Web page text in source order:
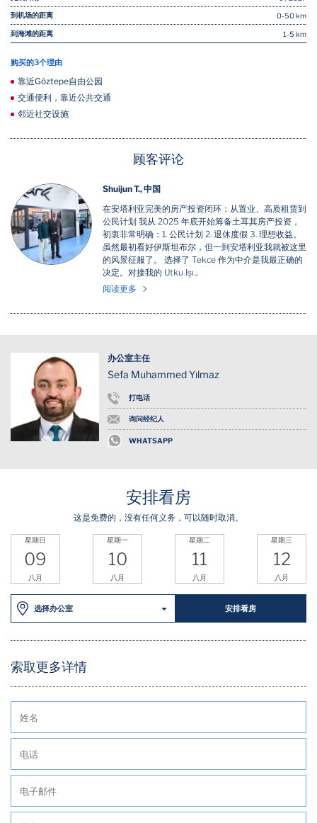
到机场的距离
0-50 km
到海滩的距离 1-5 km
购买的3个理由
靠近Göztepe自由公园
交通便利，靠近公共交通
邻近社交设施
顾客评论
Shuijun T., 中国
在安塔利亚完美的房产投资闭环：从置业、高质租赁到
公民计划 我从 2025 年底开始筹备土耳其房产投资，
初衷非常明确：1. 公民计划 2. 退休度假 3. 理想收益。
虽然最初看好伊斯坦布尔，但一到安塔利亚我就被这里
的风景征服了。 选择了 Tekce 作为中介是我最正确的
决定。对接我的 Utku Işı...
阅读更多
办公室主任
Sefa Muhammed Yılmaz
打电话
询问经纪人
WHATSAPP
安排看房
这是免费的，没有任何义务，可以随时取消。
星期日
09
八月
星期一
10
八月
星期二
11
八月
星期三
12
八月
选择办公室 安排看房
索取更多详情